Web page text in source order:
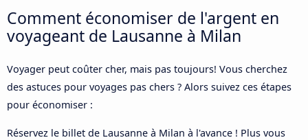
Comment économiser de l'argent en
voyageant de Lausanne à Milan
Voyager peut coûter cher, mais pas toujours! Vous cherchez
des astuces pour voyages pas chers ? Alors suivez ces étapes
pour économiser :
Réservez le billet de Lausanne à Milan à l'avance ! Plus vous